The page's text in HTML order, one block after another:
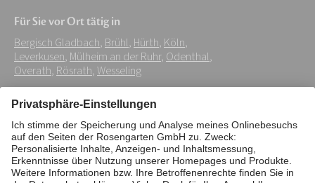
Adresse:
*
Für Sie vor Ort tätig in
Bergisch Gladbach, Brühl, Hürth, Köln,
Leverkusen, Mülheim an der Ruhr, Odenthal,
Overath, Rösrath,Wesseling
Impressum Datenschutz
Stiftung
Interne Meldestelle
Zahlungsmittel
Barrierefreiheitserklärung
Vertrag widerrufen